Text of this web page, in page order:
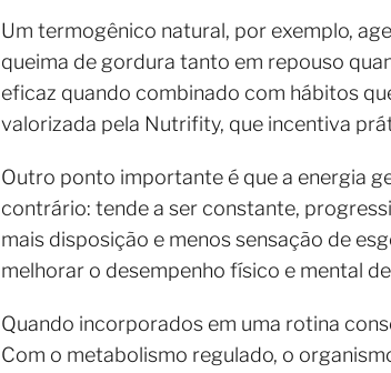
Um termogênico natural, por exemplo,
queima de gordura tanto em repouso
eficaz quando combinado com hábitos
valorizada pela Nutrifity, que incentiva
Outro ponto importante é que a energia
contrário: tende a ser constante,
mais disposição e menos sensação de
melhorar o desempenho físico e mental
Quando incorporados em uma rotina
Com o metabolismo regulado, o